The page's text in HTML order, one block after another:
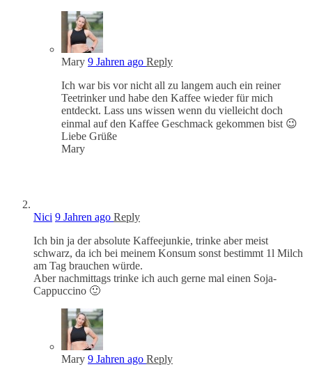
Mary 9 Jahren ago Reply
Ich war bis vor nicht all zu langem auch ein reiner
Teetrinker und habe den Kaffee wieder für mich
entdeckt. Lass uns wissen wenn du vielleicht doch
einmal auf den Kaffee Geschmack gekommen bist 😉
Liebe Grüße
Mary
Nici 9 Jahren ago Reply
Ich bin ja der absolute Kaffeejunkie, trinke aber meist
schwarz, da ich bei meinem Konsum sonst bestimmt 1l Milch
am Tag brauchen würde.
Aber nachmittags trinke ich auch gerne mal einen Soja-
Cappuccino 🙂
Mary 9 Jahren ago Reply